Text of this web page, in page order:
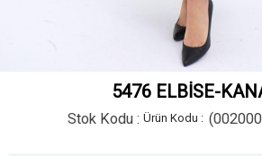
5476 ELBİSE-
Stok Kodu